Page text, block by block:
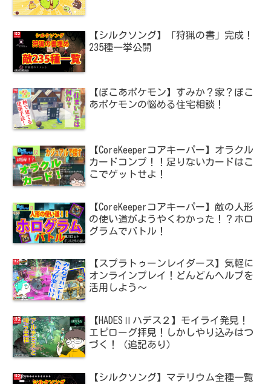
【シルクソング】「狩猟の書」完成！
235種一挙公開
【ぽこあポケモン】すみか？家？ぽこ
あポケモンの悩める住宅相談！
【CoreKeeperコアキーパー】オラクル
カードコンプ！！足りないカードはこ
こでゲットせよ！
【CoreKeeperコアキーパー】敵の人形
の使い道がようやくわかった！？ホロ
グラムでバトル！
【スプラトゥーンレイダース】気軽に
オンラインプレイ！どんどんヘルプを
活用しよう～
【HADESⅡハデス２】モイライ発見！
エピローグ拝見！しかしやり込みはつ
づく！（追記あり）
【シルクソング】マテリウム全種一覧